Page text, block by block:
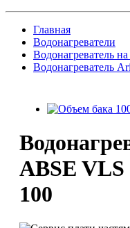
Главная
Водонагреватели
Водонагреватель
Водонагреватель
ABSE
100